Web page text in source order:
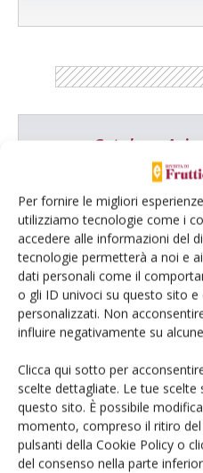
Per fornire le migliori
utilizziamo tecnologie come i
accedere alle informazioni del
tecnologie permetterà a noi e
dati personali come il
o gli ID univoci su questo sito
personalizzati. Non
influire negativamente su
Clicca qui sotto per
scelte dettagliate. Le tue
questo sito. È possibile
momento, compreso il ritiro
pulsanti della Cookie Policy o
del consenso nella parte
Catalogo
Un modo semplice per
Cerca
Cerca